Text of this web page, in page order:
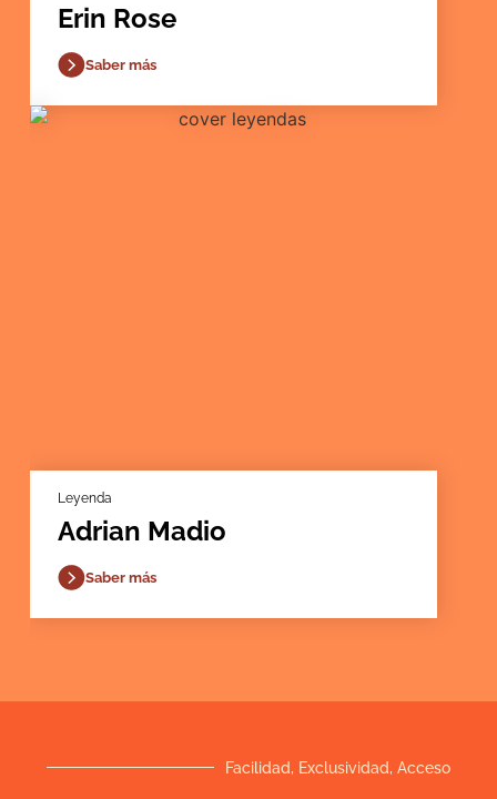
Erin Rose
Saber más
Leyenda
Adrian Madio
Saber más
Facilidad, Exclusividad, Acceso